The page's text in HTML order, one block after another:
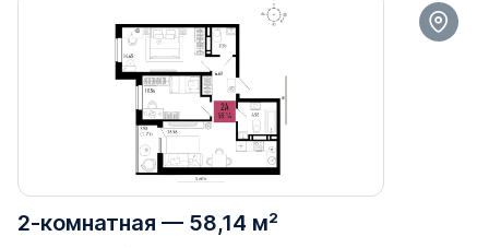
2-комнатная — 58,14 м²